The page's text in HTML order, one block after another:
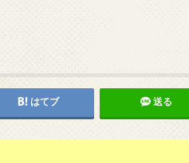
はてブ 送る